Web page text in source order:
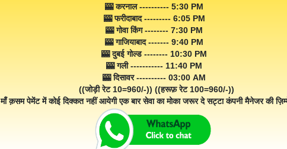
🎰 करनाल ---------- 5:30 PM
🎰 फरीदाबाद --------- 6:05 PM
🎰 गोवा किंग -------- 7:30 PM
🎰 गाजियाबाद ------- 9:40 PM
🎰 दुबई गोल्ड -------- 10:30 PM
🎰 गली ----------- 11:40 PM
🎰 दिसावर ---------- 03:00 AM
((जोड़ी रेट 10=960/-)) ((हरूफ़ रेट 100=960/-))
माँ क़सम पेमेंट में कोई दिक्कत नहीं आयेगी एक बार सेवा का मोका जरूर दे सट्टा कंपनी मैनेजर की